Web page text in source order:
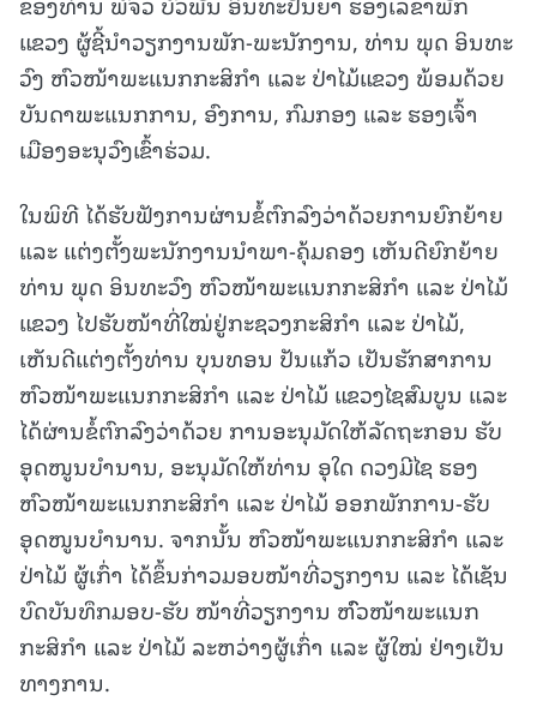
ແຂວງ ຜູ້ຊີ້ນຳວຽກງານພັກ-ພະນັກງານ, ທ່ານ ພຸດ ອິນທະ
ວົງ ຫົວໜ້າພະແນກກະສິກຳ ແລະ ປ່າໄມ້ແຂວງ ພ້ອມດ້ວຍ
ບັນດາພະແນກການ, ອົງການ, ກົມກອງ ແລະ ຮອງເຈົ້າ
ເມືອງອະນຸວົງເຂົ້າຮ່ວມ.
ໃນພິທີ ໄດ້ຮັບຟັງການຜ່ານຂໍ້ຕົກລົງວ່າດ້ວຍການຍົກຍ້າຍ
ແລະ ແຕ່ງຕັ້ງພະນັກງານນຳພາ-ຄຸ້ມຄອງ ເຫັນດີຍົກຍ້າຍ
ທ່ານ ພຸດ ອິນທະວົງ ຫົວໜ້າພະແນກກະສິກຳ ແລະ ປ່າໄມ້
ແຂວງ ໄປຮັບໜ້າທີ່ໃໝ່ຢູ່ກະຊວງກະສິກຳ ແລະ ປ່າໄມ້,
ເຫັນດີແຕ່ງຕັ້ງທ່ານ ບຸນທອນ ປັນແກ້ວ ເປັນຮັກສາການ
ຫົວໜ້າພະແນກກະສິກຳ ແລະ ປ່າໄມ້ ແຂວງໄຊສົມບູນ ແລະ
ໄດ້ຜ່ານຂໍ້ຕົກລົງວ່າດ້ວຍ ການອະນຸມັດໃຫ້ລັດຖະກອນ ຮັບ
ອຸດໜູນບຳນານ, ອະນຸມັດໃຫ້ທ່ານ ອຸໃດ ດວງມີໄຊ ຮອງ
ຫົວໜ້າພະແນກກະສິກຳ ແລະ ປ່າໄມ້ ອອກພັກການ-ຮັບ
ອຸດໜູນບຳນານ. ຈາກນັ້ນ ຫົວໜ້າພະແນກກະສິກຳ ແລະ
ປ່າໄມ້ ຜູ້ເກົ່າ ໄດ້ຂຶ້ນກ່າວມອບໜ້າທີ່ວຽກງານ ແລະ ໄດ້ເຊັນ
ບົດບັນທຶກມອບ-ຮັບ ໜ້າທີ່ວຽກງານ ຫົົວໜ້າພະແນກ
ກະສິກຳ ແລະ ປ່າໄມ້ ລະຫວ່າງຜູ້ເກົ່າ ແລະ ຜູ້ໃໝ່ ຢ່າງເປັນ
ທາງການ.